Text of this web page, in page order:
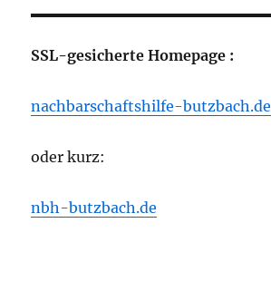
SSL-gesicherte Homepage :
nachbarschaftshilfe-butzbach.de
oder kurz:
nbh-butzbach.de